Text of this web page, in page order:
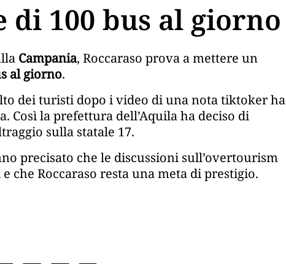
di 100 bus al giorno
Campania, Roccaraso prova a mettere un
al giorno.
dei turisti dopo i video di una nota tiktoker ha
Così la prefettura dell’Aquila ha deciso di
sulla statale 17.
precisato che le discussioni sull’overtourism
Roccaraso resta una meta di prestigio.